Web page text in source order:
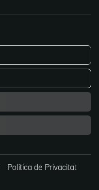
Política de Privacitat